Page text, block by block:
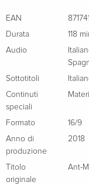
EAN
Durata
118
Audio
Sottotitoli
Continuti
speciali
Formato
16/9
Anno di
produzione
2018
Titolo
originale
Ant-